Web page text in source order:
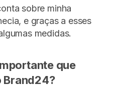
sobre minha
e graças a esses
medidas.
que
Brand24?